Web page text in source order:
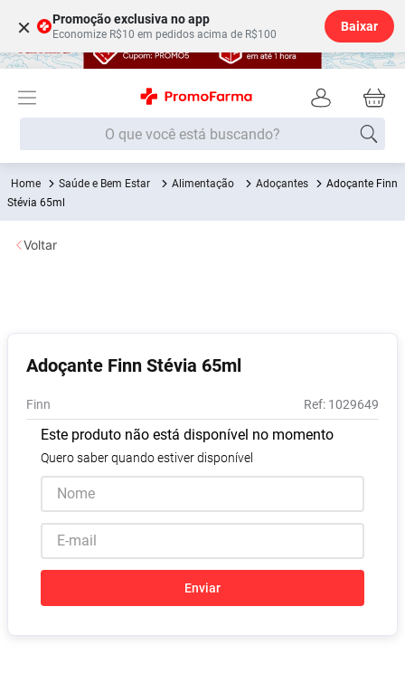
× Promoção exclusiva no app
Economize R$10 em pedidos acima de R$100
Baixar
O que você está buscando?
Saúde e Bem Estar Alimentação Adoçantes
Adoçante Finn
Stévia 65ml
Adoçante Finn Stévia 65ml
Finn : 1029649
Este produto não está disponível no momento
Quero saber quando estiver disponível
Enviar
Voltar
Termos mais buscados
1º Fralda
2
6º Desodorante
8 Pampers Confort Sec
9º Vitamina D
10 º